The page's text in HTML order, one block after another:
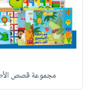
مجموعة قصص